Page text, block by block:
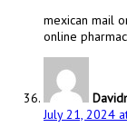
mexican mail
online
July 21, 2024